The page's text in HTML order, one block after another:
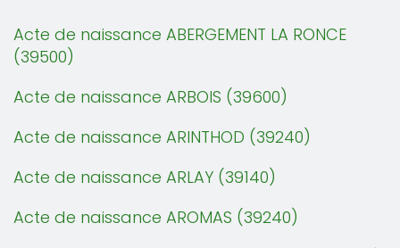
Acte de naissance ABERGEMENT LA RONCE
(39500)
Acte de naissance ARBOIS (39600)
Acte de naissance ARINTHOD (39240)
Acte de naissance ARLAY (39140)
Acte de naissance AROMAS (39240)